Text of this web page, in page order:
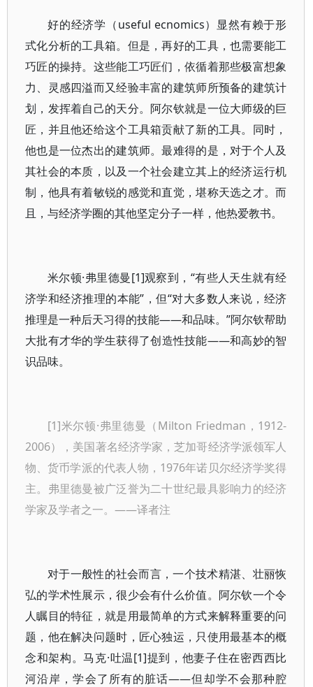
好的经济学（useful ecnomics）显然有赖于形
式化分析的工具箱。但是，再好的工具，也需要能工
巧匠的操持。这些能工巧匠们，依循着那些极富想象
力、灵感四溢而又经验丰富的建筑师所预备的建筑计
划，发挥着自己的天分。阿尔钦就是一位大师级的巨
匠，并且他还给这个工具箱贡献了新的工具。同时，
他也是一位杰出的建筑师。最难得的是，对于个人及
其社会的本质，以及一个社会建立其上的经济运行机
制，他具有着敏锐的感觉和直觉，堪称天选之才。而
且，与经济学圈的其他坚定分子一样，他热爱教书。
米尔顿·弗里德曼[1]观察到，“有些人天生就有经
济学和经济推理的本能”，但“对大多数人来说，经济
推理是一种后天习得的技能——和品味。”阿尔钦帮助
大批有才华的学生获得了创造性技能——和高妙的智
识品味。
[1]米尔顿·弗里德曼（Milton Friedman，1912-
2006），美国著名经济学家，芝加哥经济学派领军人
物、货币学派的代表人物，1976年诺贝尔经济学奖得
主。弗里德曼被广泛誉为二十世纪最具影响力的经济
学家及学者之一。——译者注
对于一般性的社会而言，一个技术精湛、壮丽恢
弘的学术性展示，很少会有什么价值。阿尔钦一个令
人瞩目的特征，就是用最简单的方式来解释重要的问
题，他在解决问题时，匠心独运，只使用最基本的概
念和架构。马克·吐温[1]提到，他妻子住在密西西比
河沿岸，学会了所有的脏话——但却学不会那种腔